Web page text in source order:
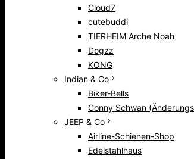
Cloud7
cutebuddi
TIERHEIM Arche Noah
Dogzz
KONG
Indian & Co
Biker-Bells
Conny Schwan
JEEP & Co
Airline-Schienen-Shop
Edelstahlhaus